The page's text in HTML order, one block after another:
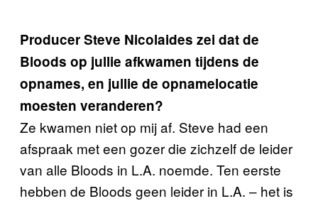
Producer Steve Nicolaides zei dat de
Bloods op jullie afkwamen tijdens de
opnames, en jullie de opnamelocatie
moesten veranderen?
Ze kwamen niet op mij af. Steve had een
afspraak met een gozer die zichzelf de leider
van alle Bloods in L.A. noemde. Ten eerste
hebben de Bloods geen leider in L.A. – het is